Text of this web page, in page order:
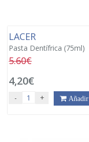
LACER
Pasta Dentífrica (75ml)
5.60€
4,20€
- + Añadir